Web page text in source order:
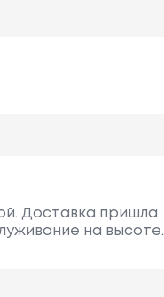
Доставка пришла
на высоте.